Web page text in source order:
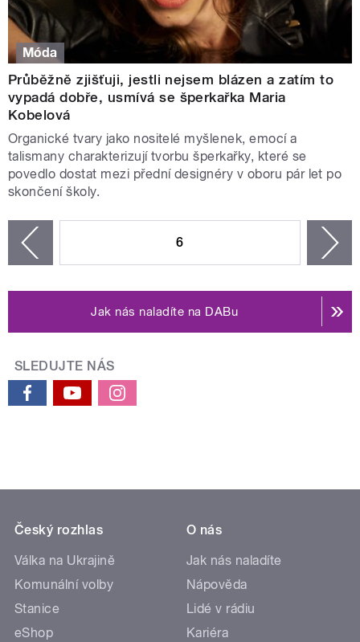
Móda
Průběžně zjišťuji, jestli nejsem blázen a zatím to
vypadá dobře, usmívá se šperkařka Maria
Kobelová
Organické tvary jako nositelé myšlenek, emocí a
talismany charakterizují tvorbu šperkařky, které se
povedlo dostat mezi přední designéry v oboru pár let po
skončení školy.
6
Jak nás naladíte na DABu
SLEDUJTE NÁS
Český rozhlas
Válka na Ukrajině
Komunální volby
Stanice
eShop
O nás
Jak nás naladíte
Nápověda
Lidé v rádiu
Kariéra